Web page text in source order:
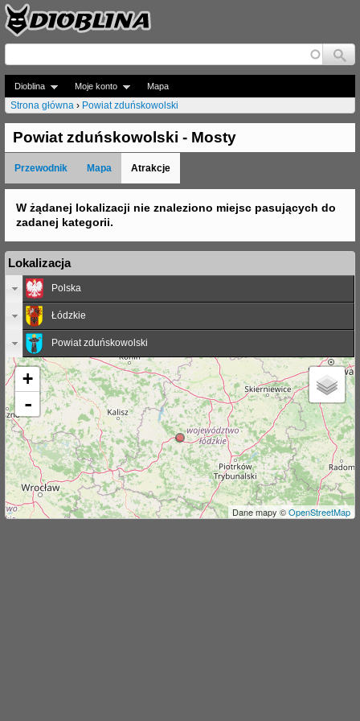
Jump to navigation
Dioblina Moje konto Mapa
J
e
s
e
ś
t
a
j
Strona główna › Powiat zduńskowolski
Powiat zduńskowolski - Mosty
Przewodnik Mapa Atrakcje
W żądanej lokalizacji nie znaleziono miejsc pasujących do
zadanej kategorii.
Lokalizacja
Polska
Łódzkie
Powiat zduńskowolski
+
-
Dane mapy ©OpenStreetMap